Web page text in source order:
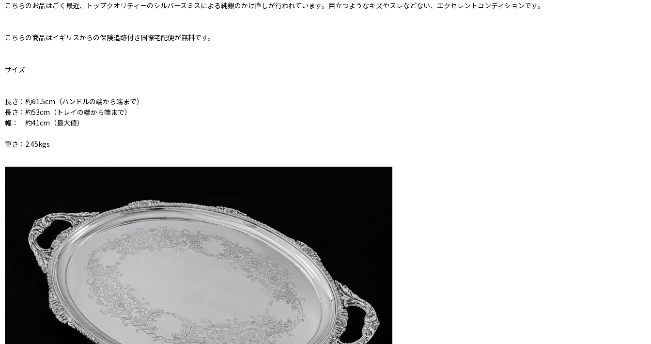
こちらのお品はごく最近、トップクオリティーのシルバースミスによる純銀のかけ直しが行われています。目立つようなキズやスレなどない、エクセレントコンディションです。
こちらの商品はイギリスからの保険追跡付き国際宅配便が無料です。
サイズ
長さ：約61.5cm（ハンドルの端から端まで）
長さ：約53cm（トレイの端から端まで）
幅： 約41cm（最大値）
重さ：2.45kgs